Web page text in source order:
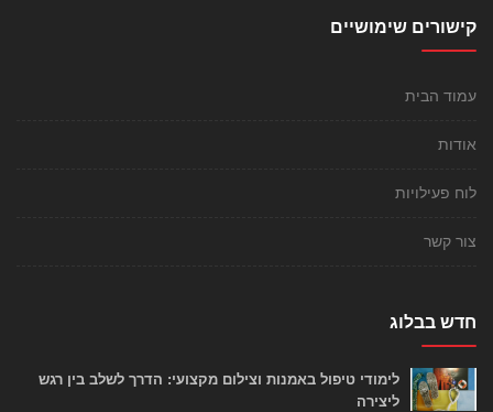
קישורים שימושיים
עמוד הבית
אודות
לוח פעילויות
צור קשר
חדש בבלוג
לימודי טיפול באמנות וצילום מקצועי: הדרך לשלב בין רגש
ליצירה